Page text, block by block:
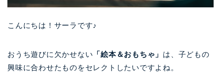
こんにちは！サーラです♪
おうち遊びに欠かせない 「絵本＆おもちゃ」 は、子どもの
興味に合わせたものをセレクトしたいですよね。